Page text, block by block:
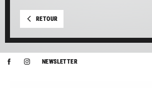
RETOUR
NEWSLETTER